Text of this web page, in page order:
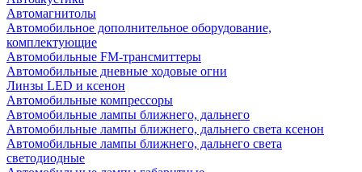
Автомагнитолы
Автомобильное дополнительное оборудование,
комплектующие
Автомобильные FM-трансмиттеры
Автомобильные дневные ходовые огни
Линзы LED и ксенон
Автомобильные компрессоры
Автомобильные лампы ближнего, дальнего
Автомобильные лампы ближнего, дальнего света ксенон
Автомобильные лампы ближнего, дальнего света
светодиодные